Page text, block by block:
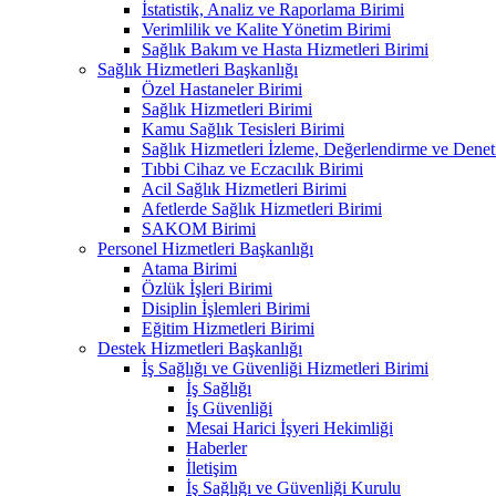
İstatistik, Analiz ve Raporlama Birimi
Verimlilik ve Kalite Yönetim Birimi
Sağlık Bakım ve Hasta Hizmetleri Birimi
Sağlık Hizmetleri Başkanlığı
Özel Hastaneler Birimi
Sağlık Hizmetleri Birimi
Kamu Sağlık Tesisleri Birimi
Sağlık Hizmetleri İzleme, Değerlendirme ve
Tıbbi Cihaz ve Eczacılık Birimi
Acil Sağlık Hizmetleri Birimi
Afetlerde Sağlık Hizmetleri Birimi
SAKOM Birimi
Personel Hizmetleri Başkanlığı
Atama Birimi
Özlük İşleri Birimi
Disiplin İşlemleri Birimi
Eğitim Hizmetleri Birimi
Destek Hizmetleri Başkanlığı
İş Sağlığı ve Güvenliği Hizmetleri Birimi
İş Sağlığı
İş Güvenliği
Mesai Harici İşyeri Hekimliği
Haberler
İletişim
İş Sağlığı ve Güvenliği Kurulu